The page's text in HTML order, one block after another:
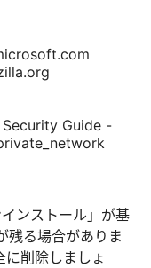
Guide -
ンストール」が基
残る場合がありま
に削除しましょ